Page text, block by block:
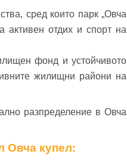
сред които парк „Овча
активен отдих и спорт на
фонд и устойчивото
жилищни райони на
разпределение в Овча
Овча купел: